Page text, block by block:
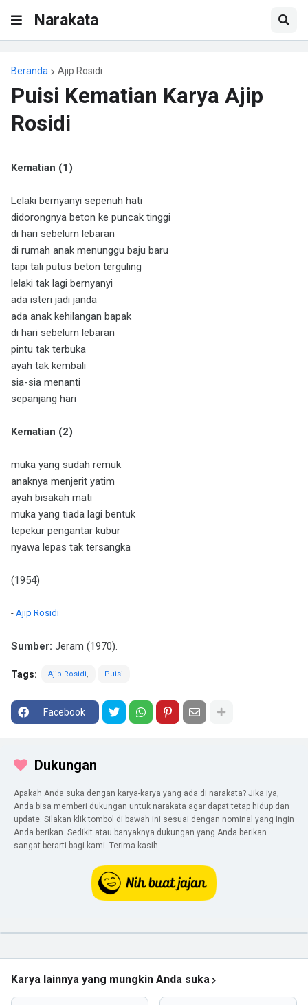
Narakata
Beranda Ajip Rosidi
Puisi Kematian Karya Ajip
Rosidi
Kematian (1)
Lelaki bernyanyi sepenuh hati
didorongnya beton ke puncak tinggi
di hari sebelum lebaran
di rumah anak menunggu baju baru
tapi tali putus beton terguling
lelaki tak lagi bernyanyi
ada isteri jadi janda
ada anak kehilangan bapak
di hari sebelum lebaran
pintu tak terbuka
ayah tak kembali
sia-sia menanti
sepanjang hari
Kematian (2)
muka yang sudah remuk
anaknya menjerit yatim
ayah bisakah mati
muka yang tiada lagi bentuk
tepekur pengantar kubur
nyawa lepas tak tersangka
(1954)
- Ajip Rosidi
Sumber: Jeram (1970).
Tags: Ajip Rosidi Puisi
Facebook
Dukungan
Apakah Anda suka dengan karya-karya yang ada di narakata? Jika iya,
Anda bisa memberi dukungan untuk narakata agar dapat tetap hidup dan
update. Silakan klik tombol di bawah ini sesuai dengan nominal yang ingin
Anda berikan. Sedikit atau banyaknya dukungan yang Anda berikan
sangat berarti bagi kami. Terima kasih.
Karya lainnya yang mungkin Anda suka